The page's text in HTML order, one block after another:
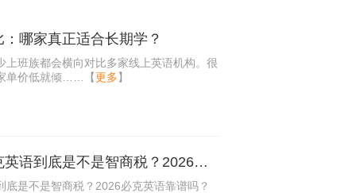
哪家真正适合长期学？
上班族都会横向对比多家线上英语机构。很
单价低就倾……
【更多】
​一年砸了上万块，必克英语到底是不是智商税？2026必克英语靠谱吗？有没有效果？
是不是智商税？2026必克英语靠谱吗？